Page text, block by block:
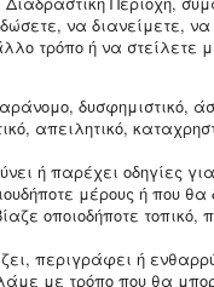
να διανείμετε,
τρόπο ή να στείλετε
δυσφημιστικό,
απειλητικό,
ή παρέχει οδηγίες
μέρους ή που θα
οποιοδήποτε τοπικό,
περιγράφει ή
με τρόπο που θα